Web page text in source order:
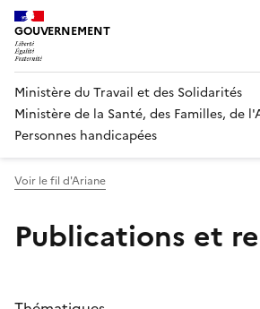
Panneau de gestion des cookies
GOUVERNEMENT
Ministère du Travail et des Solidarités
Ministère de la Santé, des Familles, de
Personnes handicapées
Voir le fil d'Ariane
Publications et